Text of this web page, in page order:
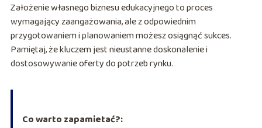
Założenie własnego biznesu edukacyjnego to proces
wymagający zaangażowania, ale z odpowiednim
przygotowaniem i planowaniem możesz osiągnąć sukces.
Pamiętaj, że kluczem jest nieustanne doskonalenie i
dostosowywanie oferty do potrzeb rynku.
Co warto zapamietać?: